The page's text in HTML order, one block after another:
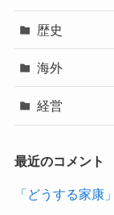
歴史
海外
経営
最近のコメント
「どうする家康